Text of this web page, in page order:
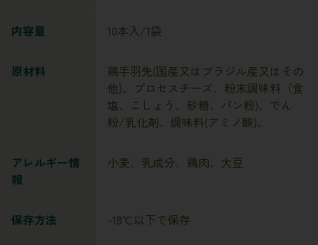
内容量 10本入/1袋
原材料
鶏手羽先(国産又はブラジル産又はその
他)、プロセスチーズ、粉末調味料（食
塩、こしょう、砂糖、パン粉)、でん
粉/乳化剤、調味料(アミノ酸)、
アレルギー情
報
小麦、乳成分、鶏肉、大豆
保存方法 -18℃以下で保存